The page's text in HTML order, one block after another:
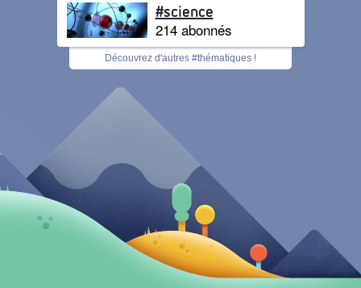
#science
214 abonnés
Découvrez d'autres #thématiques !